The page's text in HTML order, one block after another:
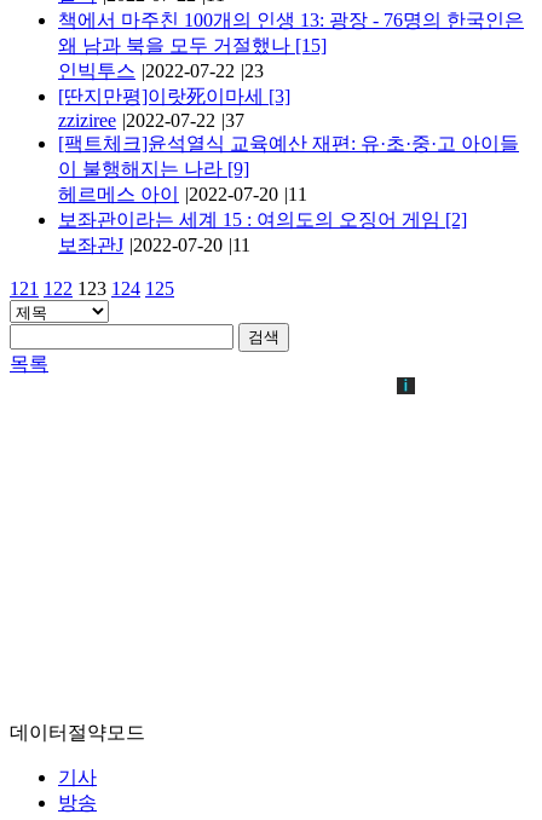
책에서 마주친 100개의 인생 13: 광장 - 76명의 한국인은
왜 남과 북을 모두 거절했나 [15]
인빅투스 |2022-07-22 |23
[딴지만평]이랏死이마세 [3]
zziziree |2022-07-22 |37
[팩트체크]윤석열식 교육예산 재편: 유·초·중·고 아이들
이 불행해지는 나라 [9]
헤르메스 아이
|2022-07-20 |11
보좌관이라는 세계 15 : 여의도의 오징어 게임 [2]
보좌관J |2022-07-20 |11
121 122 123 124 125
검색
목록
데이터절약모드
기사
방송